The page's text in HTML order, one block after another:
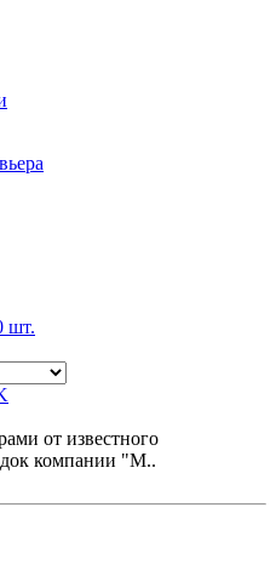
шт.
от известного
компании "М..